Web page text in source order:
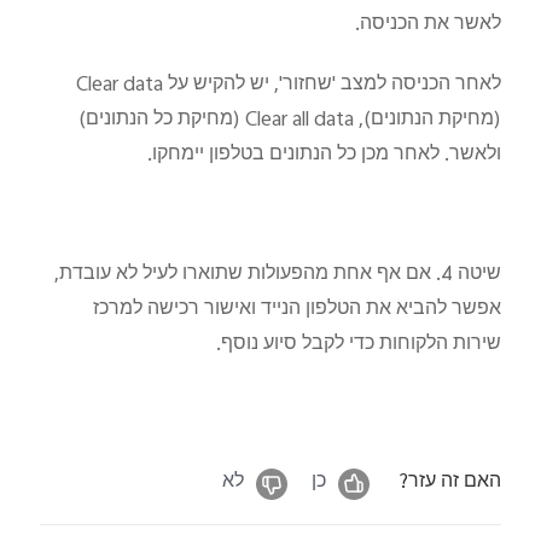
לאשר את הכניסה.
לאחר הכניסה למצב 'שחזור', יש להקיש על Clear data
(מחיקת הנתונים), Clear all data (מחיקת כל הנתונים)
ולאשר. לאחר מכן כל הנתונים בטלפון יימחקו.
שיטה 4. אם אף אחת מהפעולות שתוארו לעיל לא עובדת,
אפשר להביא את הטלפון הנייד ואישור רכישה למרכז
שירות הלקוחות כדי לקבל סיוע נוסף.
האם זה עזר? כן לא